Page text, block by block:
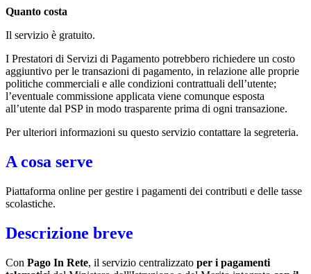
Quanto costa
Il servizio è gratuito.
I Prestatori di Servizi di Pagamento potrebbero richiedere un costo
aggiuntivo per le transazioni di pagamento, in relazione alle proprie
politiche commerciali e alle condizioni contrattuali dell’utente;
l’eventuale commissione applicata viene comunque esposta
all’utente dal PSP in modo trasparente prima di ogni transazione.
Per ulteriori informazioni su questo servizio contattare la segreteria.
A cosa serve
Piattaforma online per gestire i pagamenti dei contributi e delle tasse
scolastiche.
Descrizione breve
Con Pago In Rete, il servizio centralizzato per i pagamenti